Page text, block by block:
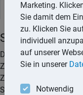
Steuerlexikon
Die
Zwecke der
Zwecke der
Sachbezüge, die
Marketing.
Sie damit dem
zu. Klicken Sie
individuell
auf unserer
Sie in unserer
Notwendig